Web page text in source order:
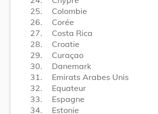
25.
Colombie
26.
Corée
27.
Costa Rica
28.
Croatie
29.
Curaçao
30.
Danemark
31.
Emirats Arabes Unis
32.
Equateur
33.
Espagne
34.
Estonie